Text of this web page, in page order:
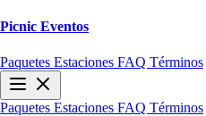
Picnic Eventos
Paquetes Estaciones FAQ Términos
Paquetes Estaciones FAQ Términos